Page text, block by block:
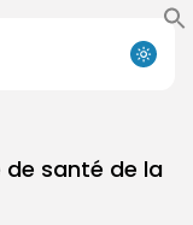
santé de la